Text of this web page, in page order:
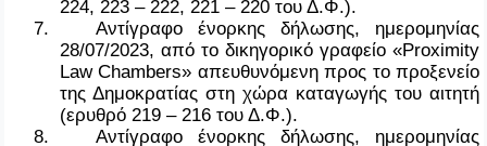
224, 223 – 222, 221 – 220 του Δ.Φ.).
7.
Αντίγραφο ένορκης δήλωσης, ημερομηνίας
28/07/2023, από το δικηγορικό γραφείο «Proximity
Law Chambers» απευθυνόμενη προς το προξενείο
της Δημοκρατίας στη χώρα καταγωγής του αιτητή
(ερυθρό 219 – 216 του Δ.Φ.).
8.
Αντίγραφο ένορκης δήλωσης, ημερομηνίας